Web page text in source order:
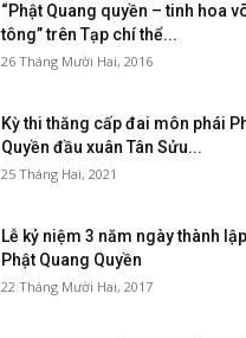
“Phật Quang quyền – tinh hoa
tông” trên Tạp chí thể...
26 Tháng Mười Hai, 2016
Kỳ thi thăng cấp đai môn phái
Quyền đầu xuân Tân Sửu...
25 Tháng Hai, 2021
Lễ kỷ niệm 3 năm ngày thành
Phật Quang Quyền
22 Tháng Mười Hai, 2017